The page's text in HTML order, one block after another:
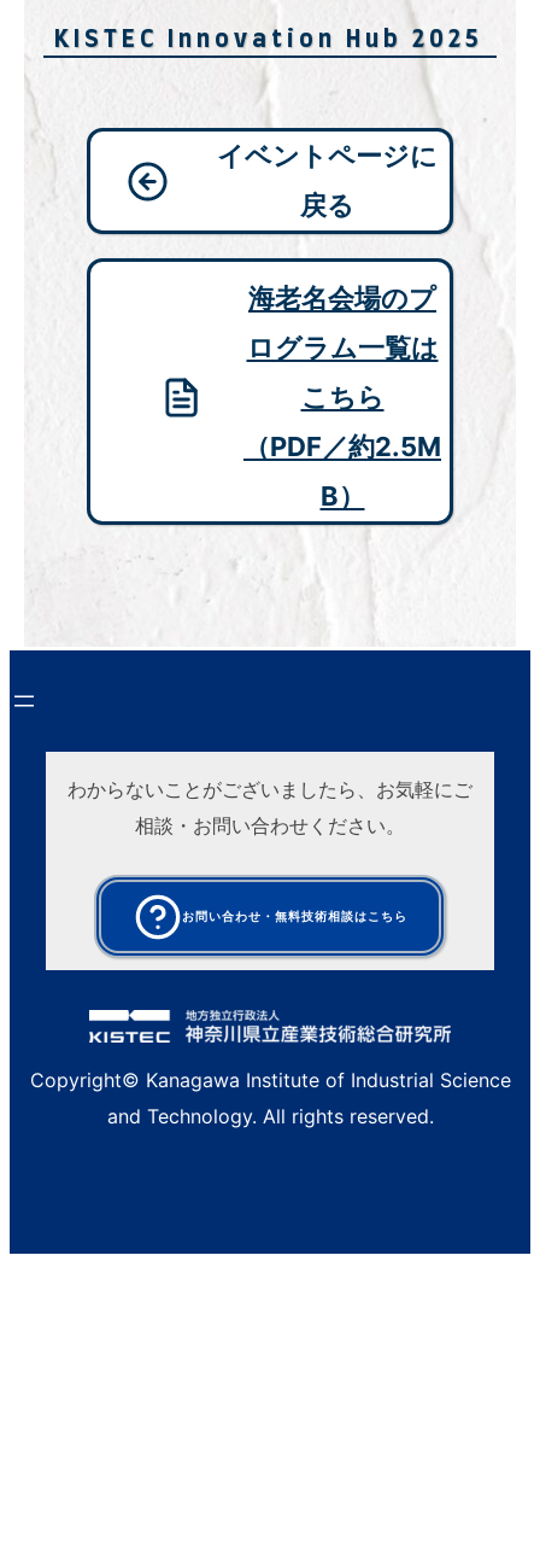
KISTEC Innovation Hub 2025
イベントページに
戻る
海老名会場のプ
ログラム一覧は
こちら
（PDF／約2.5M
B）
わからないことがございましたら、お気軽にご
相談・お問い合わせください。
お問い合わせ・無料技術相談はこちら
Copyright© Kanagawa Institute of Industrial Science
and Technology. All rights reserved.